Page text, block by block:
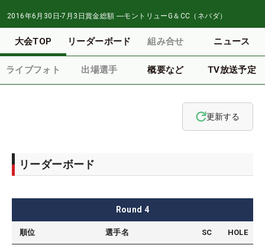
2016年6月30日-7月3日賞金総額 ―モントリューG＆CC（ネバダ）
大会TOP リーダーボード 組み合せ ニュース
ライブフォト 出場選手 概要など TV放送予定
更新する
リーダーボード
Round 4
順位 選手名 SC HOLE